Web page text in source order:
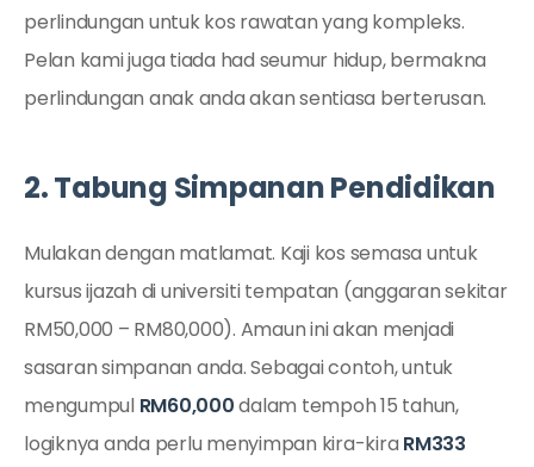
perlindungan untuk kos rawatan yang kompleks.
Pelan kami juga tiada had seumur hidup, bermakna
perlindungan anak anda akan sentiasa berterusan.
2. Tabung Simpanan Pendidikan
Mulakan dengan matlamat. Kaji kos semasa untuk
kursus ijazah di universiti tempatan (anggaran sekitar
RM50,000 – RM80,000). Amaun ini akan menjadi
sasaran simpanan anda. Sebagai contoh, untuk
mengumpul RM60,000dalam tempoh 15 tahun,
logiknya anda perlu menyimpan kira-kira RM333